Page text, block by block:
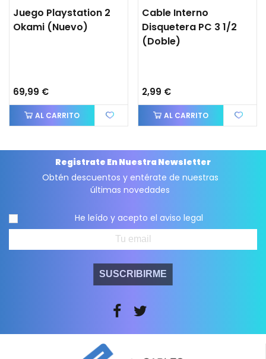
Juego Playstation 2
Okami (Nuevo)
69,99 €
AL CARRITO
Cable Interno
Disquetera PC 3 1/2
(doble)
2,99 €
AL CARRITO
Registrate En Nuestra Newsletter
Obtén descuentos y entérate de nuestras
últimas novedades
He leído y acepto el aviso legal
SUSCRIBIRME